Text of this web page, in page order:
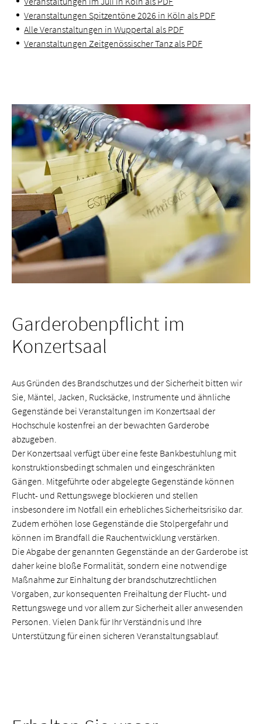
Veranstaltungen Spitzentöne 2026 in Köln als PDF
Alle Veranstaltungen in Wuppertal als PDF
Veranstaltungen Zeitgenössischer Tanz als PDF
Garderobenpflicht im
Konzertsaal
Aus Gründen des Brandschutzes und der Sicherheit bitten wir
Sie, Mäntel, Jacken, Rucksäcke, Instrumente und ähnliche
Gegenstände bei Veranstaltungen im Konzertsaal der
Hochschule kostenfrei an der bewachten Garderobe
abzugeben.
Der Konzertsaal verfügt über eine feste Bankbestuhlung mit
konstruktionsbedingt schmalen und eingeschränkten
Gängen. Mitgeführte oder abgelegte Gegenstände können
Flucht- und Rettungswege blockieren und stellen
insbesondere im Notfall ein erhebliches Sicherheitsrisiko dar.
Zudem erhöhen lose Gegenstände die Stolpergefahr und
können im Brandfall die Rauchentwicklung verstärken.
Die Abgabe der genannten Gegenstände an der Garderobe ist
daher keine bloße Formalität, sondern eine notwendige
Maßnahme zur Einhaltung der brandschutzrechtlichen
Vorgaben, zur konsequenten Freihaltung der Flucht- und
Rettungswege und vor allem zur Sicherheit aller anwesenden
Personen. Vielen Dank für Ihr Verständnis und Ihre
Unterstützung für einen sicheren Veranstaltungsablauf.